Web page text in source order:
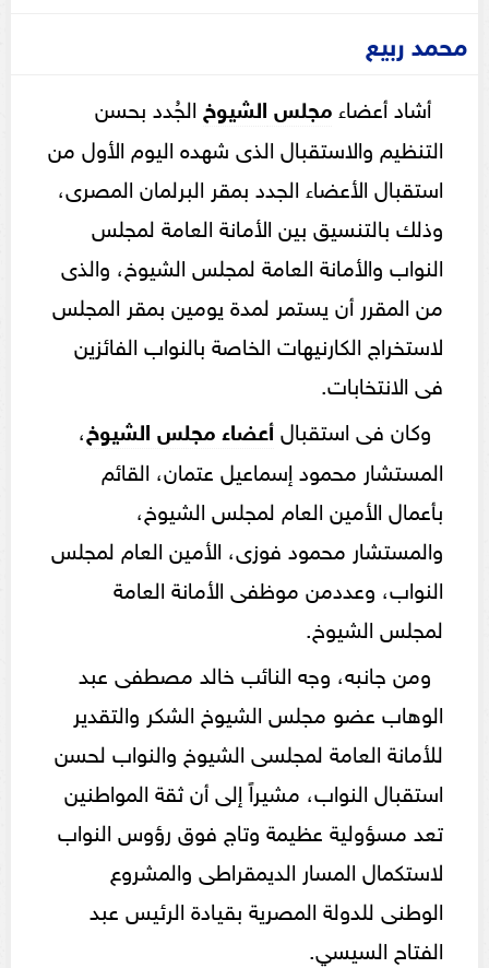
محمد ربيع
أشاد أعضاء مجلس الشيوخ الجُدد بحسن
التنظيم والاستقبال الذى شهده اليوم الأول من
استقبال الأعضاء الجدد بمقر البرلمان المصرى،
وذلك بالتنسيق بين الأمانة العامة لمجلس
النواب والأمانة العامة لمجلس الشيوخ، والذى
من المقرر أن يستمر لمدة يومين بمقر المجلس
لاستخراج الكارنيهات الخاصة بالنواب الفائزين
فى الانتخابات.
وكان فى استقبالأعضاء مجلس الشيوخ،
المستشار محمود إسماعيل عتمان، القائم
بأعمال الأمين العام لمجلس الشيوخ،
والمستشار محمود فوزى، الأمين العام لمجلس
النواب، وعددمن موظفى الأمانة العامة
لمجلس الشيوخ.
ومن جانبه، وجه النائب خالد مصطفى عبد
الوهاب عضو مجلس الشيوخ الشكر والتقدير
للأمانة العامة لمجلسى الشيوخ والنواب لحسن
استقبال النواب، مشيراً إلى أن ثقة المواطنين
تعد مسؤولية عظيمة وتاج فوق رؤوس النواب
لاستكمال المسار الديمقراطى والمشروع
الوطنى للدولة المصرية بقيادة الرئيس عبد
الفتاح السيسي.